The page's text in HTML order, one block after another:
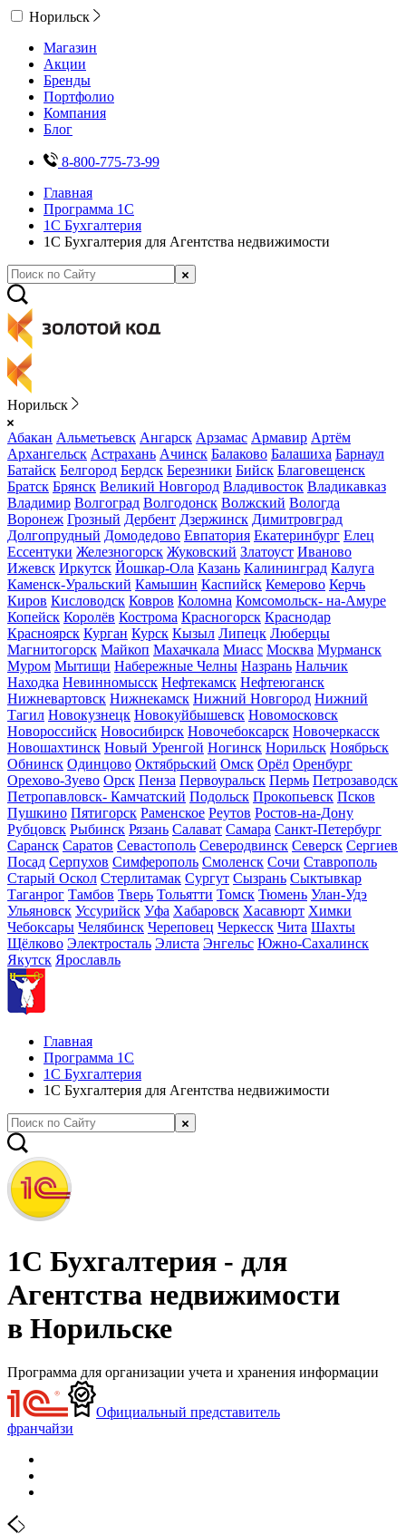
Норильск
Магазин
Акции
Бренды
Портфолио
Компания
Блог
8-800-775-73-99
Главная
Программа 1С
1С Бухгалтерия
1С Бухгалтерия для Агентства недвижимости
Норильск
Абакан Альметьевск Ангарск Арзамас Армавир Артём
Архангельск Астрахань Ачинск Балаково Балашиха Барнаул
Батайск Белгород Бердск Березники Бийск Благовещенск
Братск Брянск Великий Новгород Владивосток Владикавказ
Владимир Волгоград Волгодонск Волжский Вологда
Воронеж Грозный Дербент Дзержинск Димитровград
Долгопрудный Домодедово Евпатория Екатеринбург Елец
Ессентуки Железногорск Жуковский Златоуст Иваново
Ижевск Иркутск Йошкар-Ола Казань Калининград Калуга
Каменск-Уральский Камышин Каспийск Кемерово Керчь
Киров Кисловодск Ковров Коломна Комсомольск- на-Амуре
Копейск Королёв Кострома Красногорск Краснодар
Красноярск Курган Курск Кызыл Липецк Люберцы
Магнитогорск Майкоп Махачкала Миасс Москва Мурманск
Муром Мытищи Набережные Челны Назрань Нальчик
Находка Невинномысск Нефтекамск Нефтеюганск
Нижневартовск Нижнекамск Нижний Новгород Нижний
Тагил Новокузнецк Новокуйбышевск Новомосковск
Новороссийск Новосибирск Новочебоксарск Новочеркасск
Новошахтинск Новый Уренгой Ногинск Норильск Ноябрьск
Обнинск Одинцово Октябрьский Омск Орёл Оренбург
Орехово-Зуево Орск Пенза Первоуральск Пермь Петрозаводск
Петропавловск- Камчатский Подольск Прокопьевск Псков
Пушкино Пятигорск Раменское Реутов Ростов-на-Дону
Рубцовск Рыбинск Рязань Салават Самара Санкт-Петербург
Саранск Саратов Севастополь Северодвинск Северск Сергиев
Посад Серпухов Симферополь Смоленск Сочи Ставрополь
Старый Оскол Стерлитамак Сургут Сызрань Сыктывкар
Таганрог Тамбов Тверь Тольятти Томск Тюмень Улан-Удэ
Ульяновск Уссурийск Уфа Хабаровск Хасавюрт Химки
Чебоксары Челябинск Череповец Черкесск Чита Шахты
Щёлково Электросталь Элиста Энгельс Южно-Сахалинск
Якутск Ярославль
Главная
Программа 1С
1С Бухгалтерия
1С Бухгалтерия для Агентства недвижимости
1С Бухгалтерия - для
Агентства недвижимости
в Норильске
Программа для организации учета и хранения информации
Официальный представитель
франчайзи